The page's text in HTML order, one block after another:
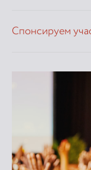
Спонсируем